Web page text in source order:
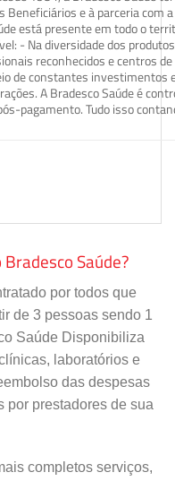
Beneficiários e à parceria com
está presente em todo o
- Na diversidade dos
reconhecidos e centros
de constantes investimentos
A Bradesco Saúde é
pagamento. Tudo isso
Saúde?
por todos que
de 3 pessoas sendo 1
Saúde Disponibiliza
laboratórios e
das despesas
por prestadores de sua
completos serviços,